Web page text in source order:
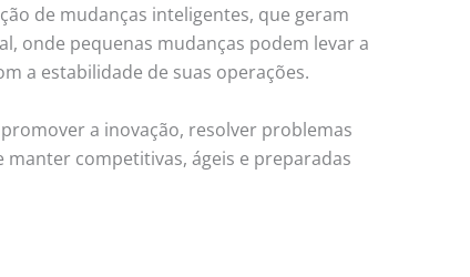
de mudanças inteligentes, que geram
onde pequenas mudanças podem levar a
a estabilidade de suas operações.
a inovação, resolver problemas
competitivas, ágeis e preparadas